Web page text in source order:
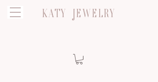
KATY JEWELRY